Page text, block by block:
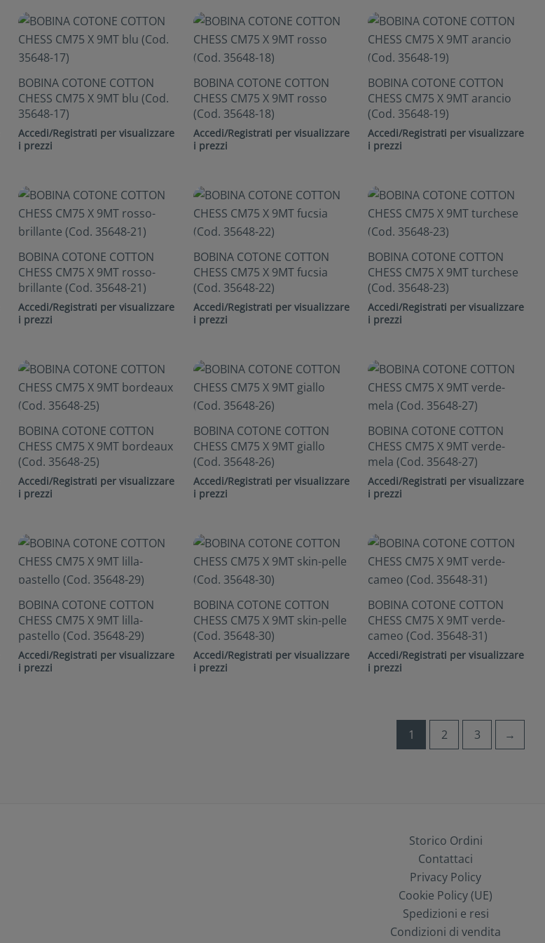
BOBINA COTONE COTTON
CHESS CM75 X 9MT blu (Cod.
35648-17)
Accedi/Registrati per visualizzare
i prezzi
BOBINA COTONE COTTON
CHESS CM75 X 9MT rosso
(Cod. 35648-18)
Accedi/Registrati per visualizzare
i prezzi
BOBINA COTONE COTTON
CHESS CM75 X 9MT arancio
(Cod. 35648-19)
Accedi/Registrati per visualizzare
i prezzi
BOBINA COTONE COTTON
CHESS CM75 X 9MT rosso-
brillante (Cod. 35648-21)
Accedi/Registrati per visualizzare
i prezzi
BOBINA COTONE COTTON
CHESS CM75 X 9MT fucsia
(Cod. 35648-22)
Accedi/Registrati per visualizzare
i prezzi
BOBINA COTONE COTTON
CHESS CM75 X 9MT turchese
(Cod. 35648-23)
Accedi/Registrati per visualizzare
i prezzi
BOBINA COTONE COTTON
CHESS CM75 X 9MT bordeaux
(Cod. 35648-25)
Accedi/Registrati per visualizzare
i prezzi
BOBINA COTONE COTTON
CHESS CM75 X 9MT giallo
(Cod. 35648-26)
Accedi/Registrati per visualizzare
i prezzi
BOBINA COTONE COTTON
CHESS CM75 X 9MT verde-
mela (Cod. 35648-27)
Accedi/Registrati per visualizzare
i prezzi
BOBINA COTONE COTTON
CHESS CM75 X 9MT lilla-
pastello (Cod. 35648-29)
Accedi/Registrati per visualizzare
i prezzi
BOBINA COTONE COTTON
CHESS CM75 X 9MT skin-pelle
(Cod. 35648-30)
Accedi/Registrati per visualizzare
i prezzi
BOBINA COTONE COTTON
CHESS CM75 X 9MT verde-
cameo (Cod. 35648-31)
Accedi/Registrati per visualizzare
i prezzi
1 2 3 →
Storico Ordini
Contattaci
Privacy Policy
Cookie Policy (UE)
Spedizioni e resi
Condizioni di vendita